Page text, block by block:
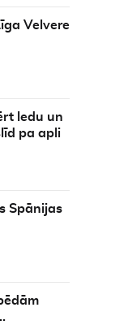
Velvere
ledu un
pa apli
Spānijas